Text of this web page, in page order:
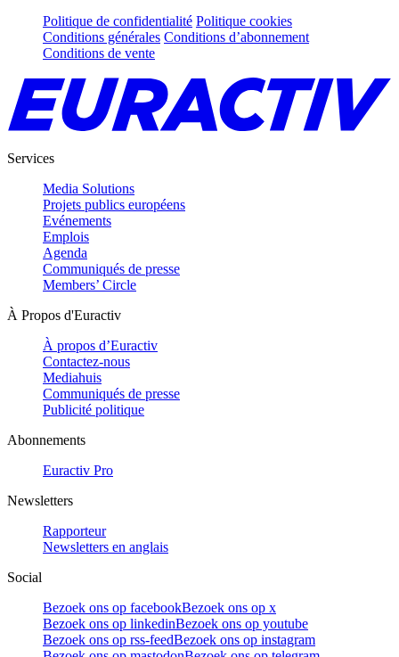
Politique de confidentialité Politique cookies
Conditions générales Conditions d’abonnement
Conditions de vente
Services
Media Solutions
Projets publics européens
Evénements
Emplois
Agenda
Communiqués de presse
Members’ Circle
À Propos d'Euractiv
À propos d’Euractiv
Contactez-nous
Mediahuis
Communiqués de presse
Publicité politique
Abonnements
Euractiv Pro
Newsletters
Rapporteur
Newsletters en anglais
Social
Bezoek ons op facebookBezoek ons op x
Bezoek ons op linkedinBezoek ons op youtube
Bezoek ons op rss-feedBezoek ons op instagram